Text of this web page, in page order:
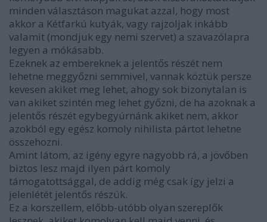
minden választáson magukat azzal, hogy most
akkor a Kétfarkú kutyák, vagy rajzoljak inkább
valamit (mondjuk egy nemi szervet) a szavazólapra
legyen a mókásabb.
Ezeknek az embereknek a jelentős részét nem
lehetne meggyőzni semmivel, vannak köztük persze
kevesen akiket meg lehet, ahogy sok bizonytalan is
van akiket szintén meg lehet győzni, de ha azoknak a
jelentős részét egybegyúrnánk akiket nem, akkor
azokból egy egész komoly nihilista pártot lehetne
összehozni.
Amint látom, az igény egyre nagyobb rá, a jövőben
biztos lesz majd ilyen párt komoly
támogatottsággal, de addig még csak így jelzi a
jelenlétét jelentős részük.
Ez a korszellem, előbb-utóbb olyan szereplők